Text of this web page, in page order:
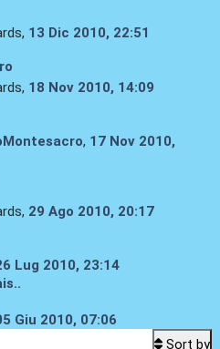
13 Dic 2010, 22:51
18 Nov 2010, 14:09
, 17 Nov 2010,
29 Ago 2010, 20:17
Lug 2010, 23:14
Giu 2010, 07:06
Sort by